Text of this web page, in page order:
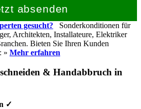
absenden
gesucht? Sonderkonditionen für
Architekten, Installateure, Elektriker
Bieten Sie Ihren Kunden
» Mehr erfahren
& Handabbruch in
✓